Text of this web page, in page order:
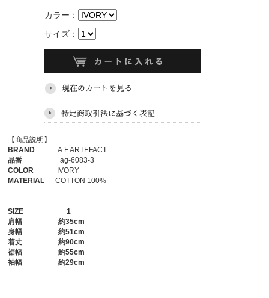
カラー：
サイズ：
【商品説明】
BRAND A.F ARTEFACT
品番 ag-6083-3
COLOR IVORY
MATERIAL COTTON 100%
SIZE
1
肩幅 約35cm
身幅 約51cm
着丈 約90cm
裾幅 約55cm
袖幅 約29cm